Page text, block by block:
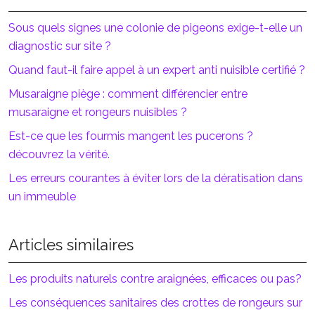
Sous quels signes une colonie de pigeons exige-t-elle un
diagnostic sur site ?
Quand faut-il faire appel à un expert anti nuisible certifié ?
Musaraigne piège : comment différencier entre
musaraigne et rongeurs nuisibles ?
Est-ce que les fourmis mangent les pucerons ?
découvrez la vérité.
Les erreurs courantes à éviter lors de la dératisation dans
un immeuble
Articles similaires
Les produits naturels contre araignées, efficaces ou pas?
Les conséquences sanitaires des crottes de rongeurs sur